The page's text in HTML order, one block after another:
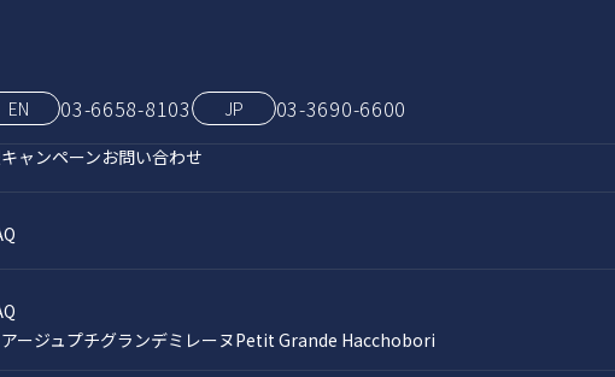
EN 03-6658-8103 JP 03‑3690‑6600
キャンペーンお問い合わせ
ージュプチグランデミレーヌPetit Grande Hacchobori